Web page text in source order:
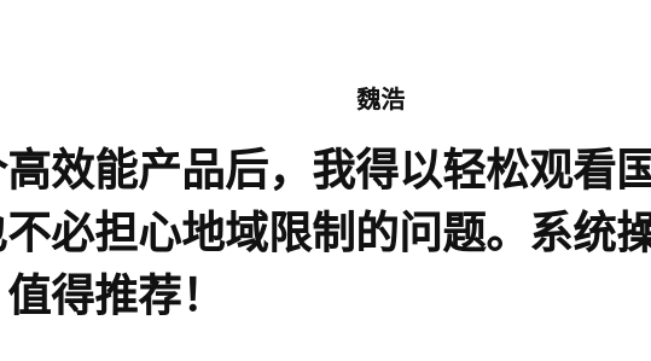
魏浩
效能产品后，我得以轻松观看
必担心地域限制的问题。系统
得推荐！